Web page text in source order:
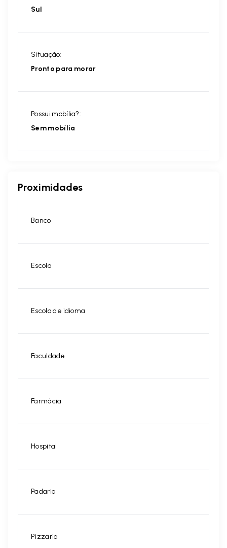
Sul
Situação:
Pronto para morar
Possui mobília?:
Sem mobília
Proximidades
Banco
Escola
Escola de idioma
Faculdade
Farmácia
Hospital
Padaria
Pizzaria